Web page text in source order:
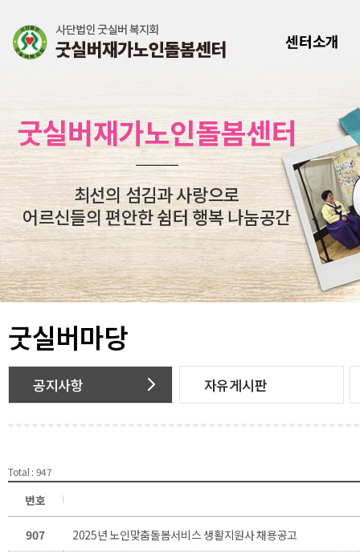
센터소개
굿실버재가노인돌봄센터
최선의 섬김과 사랑으로
어르신들의 편안한 쉼터 행복 나눔공간
굿실버마당
공지사항 자유게시판
Total : 947
번호
907 2025년 노인맞춤돌봄서비스 생활지원사 채용공고